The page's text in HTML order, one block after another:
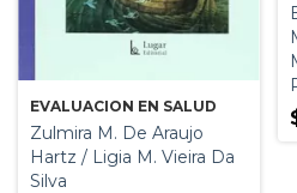
EVALUACION EN SALUD
Zulmira M. De Araujo
Hartz / Ligia M. Vieira Da
Silva